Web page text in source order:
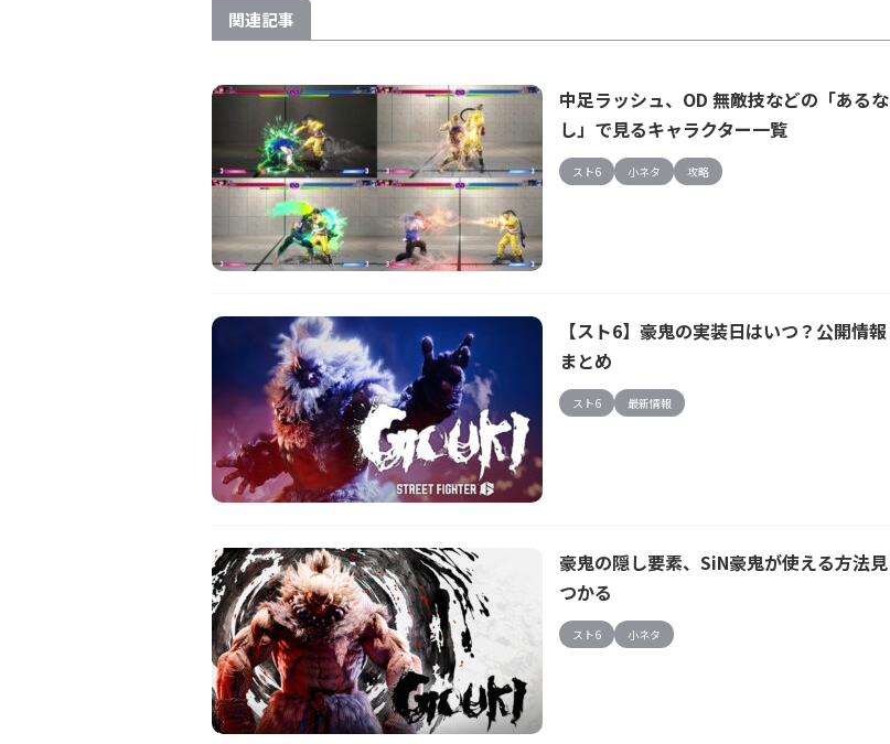
関連記事
中足ラッシュ、OD 無敵技などの「あるな
し」で見るキャラクター一覧
スト6 小ネタ 攻略
【スト6】豪鬼の実装日はいつ？公開情報
まとめ
スト6 最新情報
豪鬼の隠し要素、SiN豪鬼が使える方法見
つかる
スト6 小ネタ